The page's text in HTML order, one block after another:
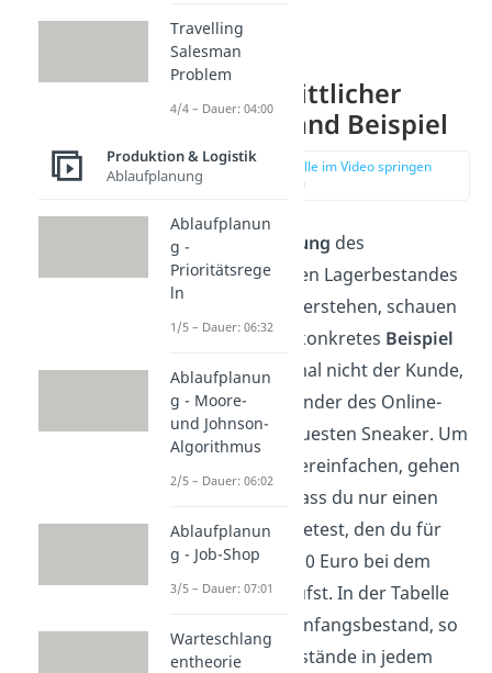
Durchschnittlicher
Lagerbestand Beispiel
zur Stelle im Video springen
(02:37)
Um die Berechnung des
durchschnittlichen Lagerbestandes
noch besser zu verstehen, schauen
wir uns nun ein konkretes Beispiel
an. Du bist diesmal nicht der Kunde,
sondern der Gründer des Online-
Shops für die neuesten Sneaker. Um
das Beispiel zu vereinfachen, gehen
wir davon aus, dass du nur einen
Schuhtypen anbietest, den du für
einen Preis von 60 Euro bei dem
Hersteller einkaufst. In der Tabelle
hast du deinen Anfangsbestand, so
wie deine Endbestände in jedem
Travelling
Salesman
Problem
4/4 – Dauer: 04:00
Produktion & Logistik
Ablaufplanung
Ablaufplanun
g -
Prioritätsrege
ln
1/5 – Dauer: 06:32
Ablaufplanun
g - Moore-
und Johnson-
Algorithmus
2/5 – Dauer: 06:02
Ablaufplanun
g - Job-Shop
3/5 – Dauer: 07:01
Warteschlang
entheorie